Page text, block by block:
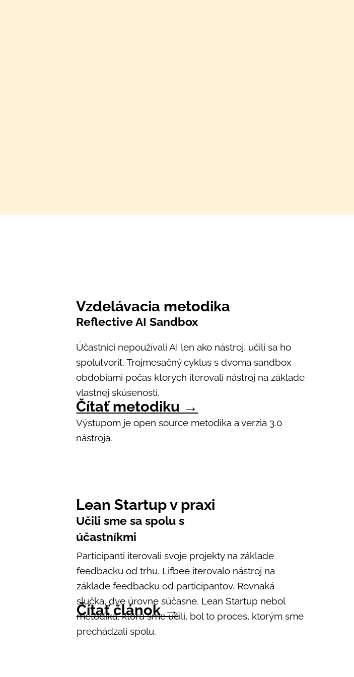
Vzdelávacia metodika
Reflective AI Sandbox
Účastníci nepoužívali AI len ako nástroj, učili sa ho
spolutvoriť. Trojmesačný cyklus s dvoma sandbox
obdobiami počas ktorých iterovali nástroj na základe
vlastnej skúsenosti.
Výstupom je open source metodika a verzia 3.0
nástroja.
Čítať metodiku →
Lean Startup v praxi
Učili sme sa spolu s
účastníkmi
Participanti iterovali svoje projekty na základe
feedbacku od trhu. Lifbee iterovalo nástroj na
základe feedbacku od participantov. Rovnaká
slučka, dve úrovne súčasne. Lean Startup nebol
metodika, ktorú sme učili, bol to proces, ktorým sme
prechádzali spolu.
Čítať článok →